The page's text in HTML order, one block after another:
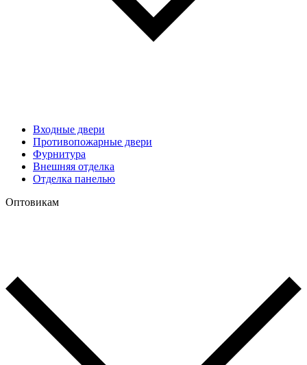
Входные двери
Противопожарные двери
Фурнитура
Внешняя отделка
Отделка панелью
Оптовикам